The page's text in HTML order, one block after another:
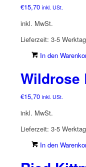
€15,70 inkl. USt.
inkl. MwSt.
Lieferzeit: 3-5
In den
Wildrose
€15,70 inkl. USt.
inkl. MwSt.
Lieferzeit: 3-5
In den